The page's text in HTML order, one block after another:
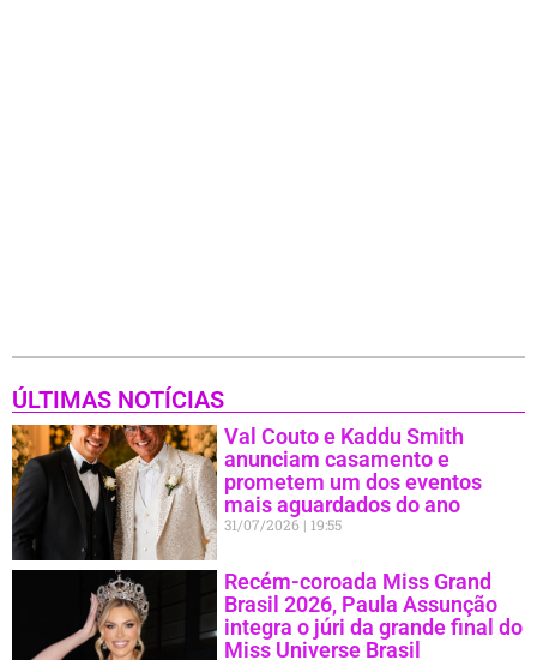
ÚLTIMAS NOTÍCIAS
Val Couto e Kaddu Smith
anunciam casamento e
prometem um dos eventos
mais aguardados do ano
31/07/2026 19:55
Recém-coroada Miss Grand
Brasil 2026, Paula Assunção
integra o júri da grande final do
Miss Universe Brasil